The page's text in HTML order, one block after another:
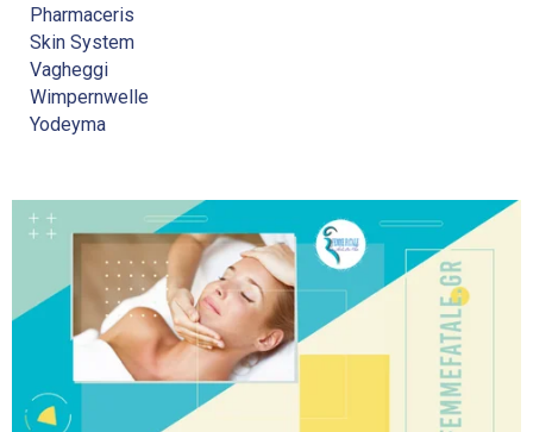
Pharmaceris
Skin System
Vagheggi
Wimpernwelle
Yodeyma